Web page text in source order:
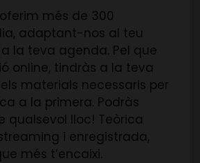
més de 300
adaptant-nos al teu
la teva agenda. Pel que
online, tindràs a la teva
materials necessaris per
a la primera. Podràs
qualsevol lloc! Teòrica
i enregistrada,
més t’encaixi.